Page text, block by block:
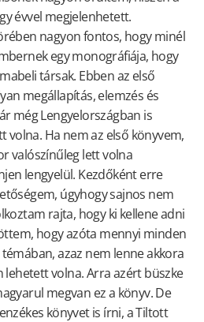
évvel megjelenhetett.
nagyon fontos, hogy minél
egy monográfiája, hogy
társak. Ebben az első
megállapítás, elemzés és
még Lengyelországban is
Ha nem az első könyvem,
valószínűleg lett volna
lengyelül. Kezdőként erre
úgyhogy sajnos nem
rajta, hogy ki kellene adni
hogy azóta mennyi minden
azaz nem lenne akkora
lehetett volna. Arra azért büszke
megvan ez a könyv. De
könyvet is írni, a Tiltott